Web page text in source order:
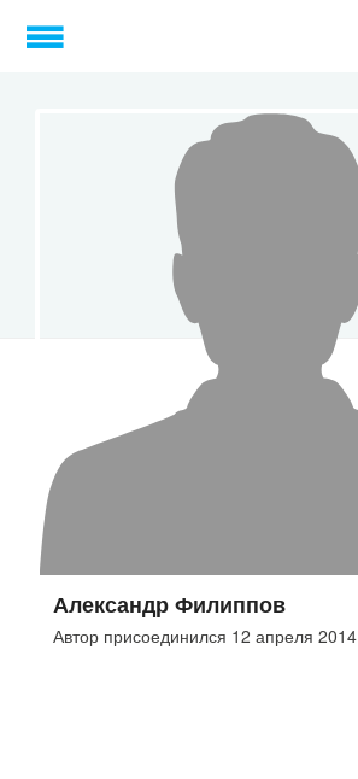
Александр Филиппов
Автор присоединился 12 апреля 2014